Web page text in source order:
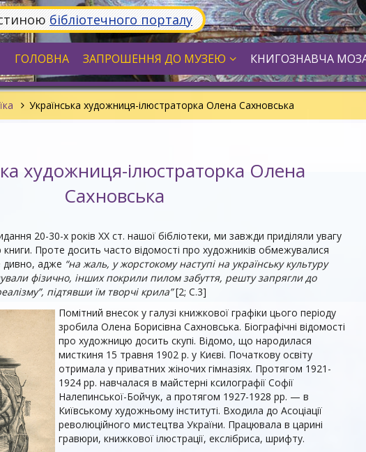
бібліотечного порталу
ГОЛОВНА ЗАПРОШЕННЯ ДО МУЗЕЮ КНИГОЗНАВЧА
Українська художниця-ілюстраторка Олена Сахновська
художниця-ілюстраторка Олена
Сахновська
20-30-х років ХХ ст. нашої бібліотеки, ми завжди приділяли увагу
Проте досить часто відомості про художників обмежувалися
дивно, адже “на жаль, у жорстокому наступі на українську культуру
фізично, інших покрили пилом забуття, решту запрягли до
підтявши їм творчі крила”[2; С.3]
Помітний внесок у галузі книжкової графіки цього періоду
зробила Олена Борисівна Сахновська. Біографічні відомості
про художницю досить скупі. Відомо, що народилася
мисткиня 15 травня 1902 р. у Києві. Початкову освіту
отримала у приватних жіночих гімназіях. Протягом 1921-
1924 рр. навчалася в майстерні ксилографії Софії
Налепинської-Бойчук, а протягом 1927-1928 рр. — в
Київському художньому інституті. Входила до Асоціації
революційного мистецтва України. Працювала в царині
гравюри, книжкової ілюстрації, екслібриса, шрифту.